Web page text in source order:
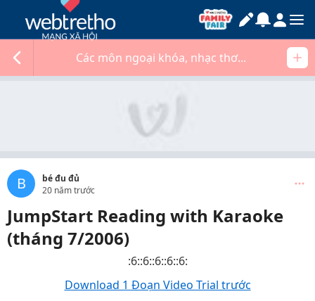
Các môn ngoại khóa, nhạc thơ...
B
bé đu đủ
20 năm trước
JumpStart Reading with Karaoke
(tháng 7/2006)
:6::6::6::6::6:
Download 1 Đoạn Video Trial trước